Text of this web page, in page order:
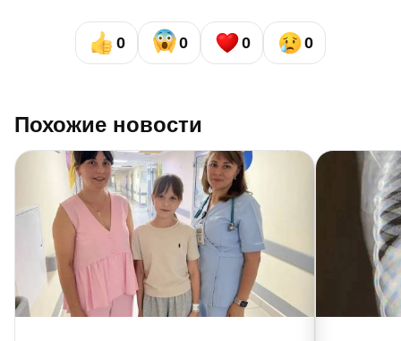
0 0 0 0
Похожие новости